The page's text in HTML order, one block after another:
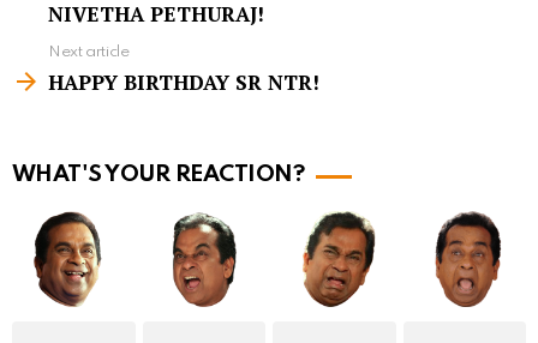
m
e
NIVETHA PETHURAJ!
Next article
HAPPY BIRTHDAY SR NTR!
WHAT'S YOUR REACTION?